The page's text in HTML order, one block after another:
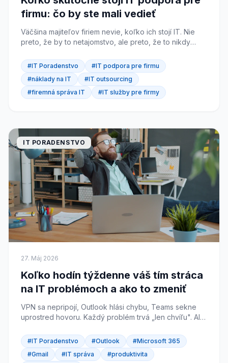
firmu: čo by ste mali vedieť
Väčšina majiteľov firiem nevie, koľko ich stojí IT. Nie
preto, že by to netajomstvo, ale preto, že to nikdy
#IT Poradenstvo
#IT podpora pre firmu
#náklady na IT
#IT outsourcing
#firemná správa IT
#IT služby pre firmy
IT PORADENSTVO
27. Máj 2026
Koľko hodín týždenne váš tím stráca
na IT problémoch a ako to zmeniť
VPN sa nepripojí, Outlook hlási chybu, Teams sekne
uprostred hovoru. Každý problém trvá „len chvíľu". Ale
týždeň. Koľko vás to naozaj stojí?
#IT Poradenstvo #Outlook
#Microsoft 365
#Gmail
#IT správa
#produktivita